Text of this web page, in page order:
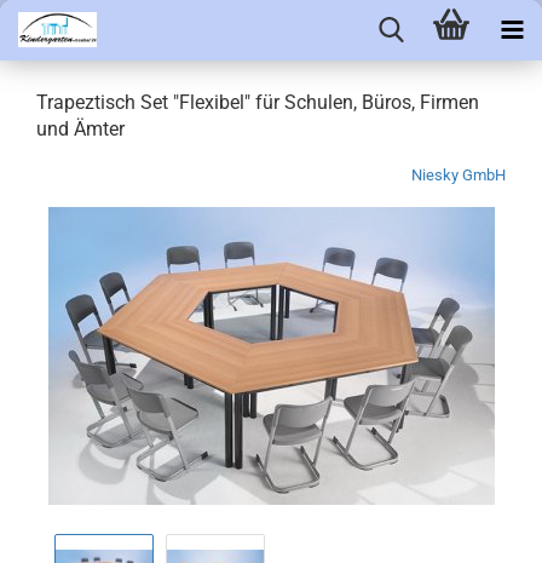
Trapeztisch Set "Flexibel" für Schulen, Büros, Firmen
und Ämter
Niesky GmbH